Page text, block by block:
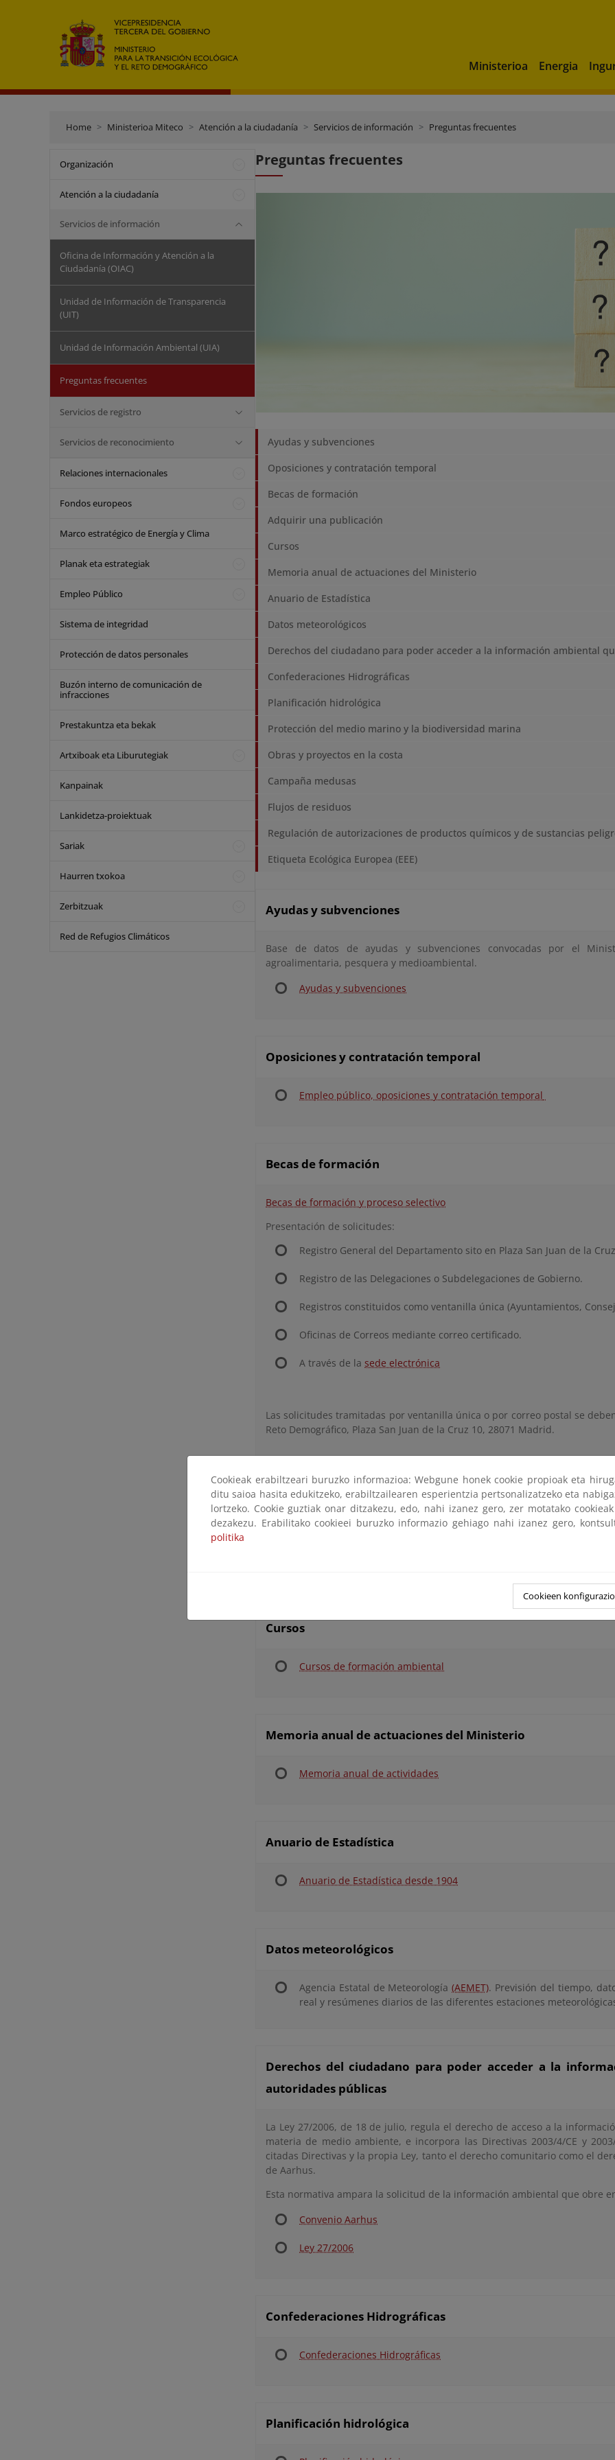
Ministerioa Energia
Home Ministerioa Miteco Atención a la ciudadanía Servicios de información Preguntas frecuentes
Organización
Atención a la ciudadanía
Servicios de información
Oficina de Información y Atención a la
Ciudadanía (OIAC)
Unidad de Información de Transparencia
(UIT)
Unidad de Información Ambiental (UIA)
Preguntas frecuentes
Servicios de registro
Servicios de reconocimiento
Relaciones internacionales
Fondos europeos
Marco estratégico de Energía y Clima
Planak eta estrategiak
Empleo Público
Sistema de integridad
Protección de datos personales
Buzón interno de comunicación de
infracciones
Prestakuntza eta bekak
Artxiboak eta Liburutegiak
Kanpainak
Lankidetza-proiektuak
Sariak
Haurren txokoa
Zerbitzuak
Red de Refugios Climáticos
Preguntas frecuentes
Ayudas y subvenciones
Oposiciones y contratación temporal
Becas de formación
Adquirir una publicación
Cursos
Memoria anual de actuaciones del Ministerio
Anuario de Estadística
Datos meteorológicos
Derechos del ciudadano para poder acceder a la información ambiental
Confederaciones Hidrográficas
Planificación hidrológica
Protección del medio marino y la biodiversidad marina
Obras y proyectos en la costa
Campaña medusas
Flujos de residuos
Regulación de autorizaciones de productos químicos y de sustancias
Etiqueta Ecológica Europea (EEE)
Ayudas y subvenciones
Base de datos de ayudas y subvenciones convocadas por el
agroalimentaria, pesquera y medioambiental.
Ayudas y subvenciones
Oposiciones y contratación temporal
Empleo público, oposiciones y contratación temporal
Becas de formación
Becas de formación y proceso selectivo
Presentación de solicitudes:
Registro General del Departamento sito en Plaza San Juan de la
Registro de las Delegaciones o Subdelegaciones de Gobierno.
Registros constituidos como ventanilla única (Ayuntamientos,
Oficinas de Correos mediante correo certificado.
A través de la sede electrónica
Las solicitudes tramitadas por ventanilla única o por correo postal se
Reto Demográfico, Plaza San Juan de la Cruz 10, 28071 Madrid.
Adquirir una publicación
Cursos
Cursos de formación ambiental
Memoria anual de actuaciones del Ministerio
Memoria anual de actividades
Anuario de Estadística
Anuario de Estadística desde 1904
Datos meteorológicos
Agencia Estatal de Meteorología(AEMET). Previsión del tiempo,
real y resúmenes diarios de las diferentes estaciones
Derechos del ciudadano para poder acceder a la
autoridades públicas
La Ley 27/2006, de 18 de julio, regula el derecho de acceso a la
materia de medio ambiente, e incorpora las Directivas 2003/4/CE y
citadas Directivas y la propia Ley, tanto el derecho comunitario como el
de Aarhus.
Esta normativa ampara la solicitud de la información ambiental que obre
Convenio Aarhus
Ley 27/2006
Confederaciones Hidrográficas
Confederaciones Hidrográficas
Planificación hidrológica
Cookieak erabiltzeari buruzko informazioa: Webgune honek cookie propioak eta
ditu saioa hasita edukitzeko, erabiltzailearen esperientzia pertsonalizatzeko eta
lortzeko. Cookie guztiak onar ditzakezu, edo, nahi izanez gero, zer motatako
dezakezu. Erabilitako cookieei buruzko informazio gehiago nahi izanez gero,
politika
Cookieen